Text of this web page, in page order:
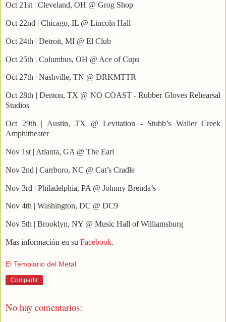
Oct 21st | Cleveland, OH @ Grog Shop
Oct 22nd | Chicago, IL @ Lincoln Hall
Oct 24th | Detroit, MI @ El Club
Oct 25th | Columbus, OH @ Ace of Cups
Oct 27th | Nashville, TN @ DRKMTTR
Oct 28th | Denton, TX @ NO COAST - Rubber Gloves Rehearsal
Studios
Oct 29th | Austin, TX @ Levitation - Stubb’s Waller Creek
Amphitheater
Nov 1st | Atlanta, GA @ The Earl
Nov 2nd | Carrboro, NC @ Cat’s Cradle
Nov 3rd | Philadelphia, PA @ Johnny Brenda’s
Nov 4th | Washington, DC @ DC9
Nov 5th | Brooklyn, NY @ Music Hall of Williamsburg
Mas información en su Facebook.
El Templario del Metal
Compartir
No hay comentarios: